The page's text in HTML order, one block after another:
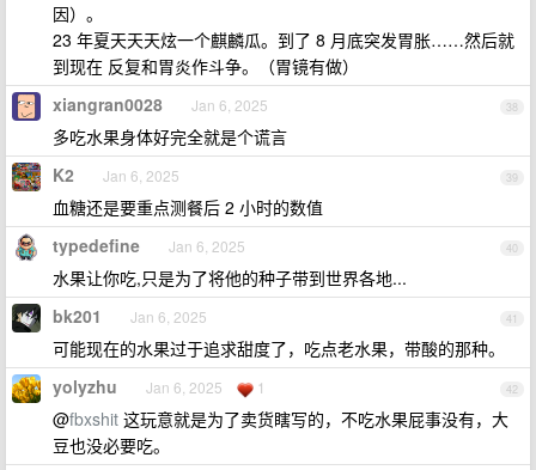
因）。
23 年夏天天天炫一个麒麟瓜。到了 8 月底突发胃胀……然后就
到现在 反复和胃炎作斗争。（胃镜有做）
38
xiangran0028 Jan 6, 2025
多吃水果身体好完全就是个谎言
39
K2 Jan 6, 2025
血糖还是要重点测餐后 2 小时的数值
40
typedefine Jan 6, 2025
水果让你吃,只是为了将他的种子带到世界各地...
41
bk201 Jan 6, 2025
可能现在的水果过于追求甜度了，吃点老水果，带酸的那种。
42
yolyzhu Jan 6, 2025 1
@fbxshit 这玩意就是为了卖货瞎写的，不吃水果屁事没有，大
豆也没必要吃。